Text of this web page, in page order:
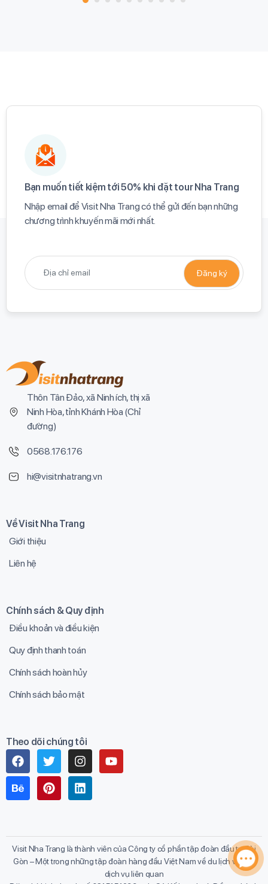
Bạn muốn tiết kiệm tới 50% khi đặt tour Nha Trang​
Nhập email để Visit Nha Trang có thể gửi đến bạn những
chương trình khuyến mãi mới nhất.​
Thôn Tân Đảo, xã Ninh ích, thị xã
Ninh Hòa, tỉnh Khánh Hòa (Chỉ
đường)
0568.176.176
hi@visitnhatrang.vn
Về Visit Nha Trang
Giới thiệu
Liên hệ
Chính sách & Quy định
Điều khoản và điều kiện
Quy định thanh toán
Chính sách hoàn hủy
Chính sách bảo mật
Theo dõi chúng tôi
Visit Nha Trang là thành viên của Công ty cổ phần tập đoàn đầu tư Sài
Gòn – Một trong những tập đoàn hàng đầu Việt Nam về du lịch và các
dịch vụ liên quan